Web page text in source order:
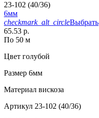
23-102 (40/36)
6мм
checkmark_alt_circleВыбрать
65.53 р.
По 50 м
Цвет голубой
Размер 6мм
Материал вискоза
Артикул 23-102 (40/36)